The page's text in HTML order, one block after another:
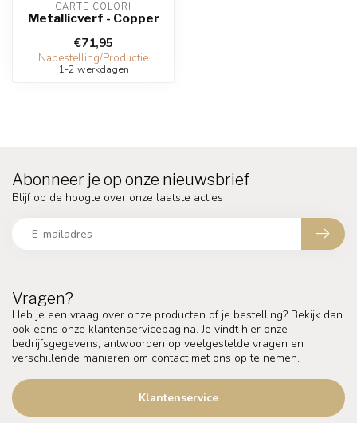
CARTE COLORI
Metallicverf - Copper
€71,95
Nabestelling/Productie
1-2 werkdagen
Vragen?
Heb je een vraag over onze producten of je bestelling? Bekijk dan
ook eens onze klantenservicepagina. Je vindt hier onze
bedrijfsgegevens, antwoorden op veelgestelde vragen en
verschillende manieren om contact met ons op te nemen.
Klantenservice
Abonneer je op onze nieuwsbrief
Blijf op de hoogte over onze laatste acties